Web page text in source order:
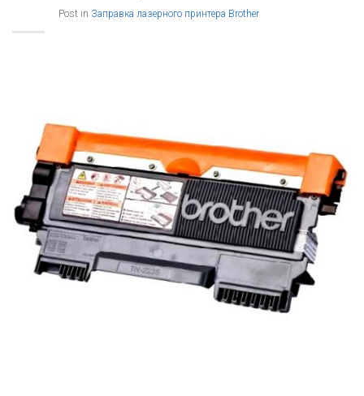
Post in Заправка лазерного принтера Brother